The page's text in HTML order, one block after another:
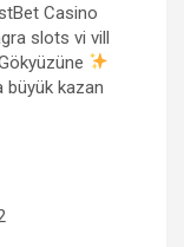
Casino
slots vi vill
büyük kazan